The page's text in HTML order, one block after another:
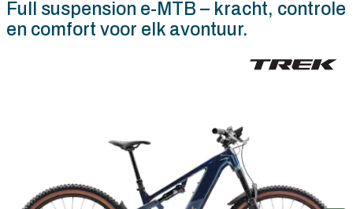
Full suspension e-MTB – kracht, controle
en comfort voor elk avontuur.